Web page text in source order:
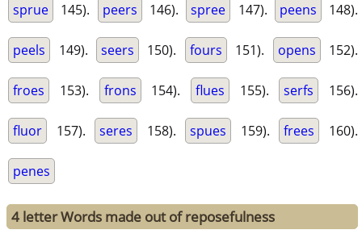
sprue 145). peers 146). spree 147). peens 148).
peels 149). seers 150). fours 151). opens 152).
froes 153). frons 154). flues 155). serfs 156).
fluor 157). seres 158). spues 159). frees 160).
penes
4 letter Words made out of reposefulness